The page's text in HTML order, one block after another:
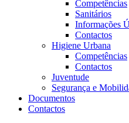
Competências
Sanitários
Informações
Contactos
Higiene Urbana
Competências
Contactos
Juventude
Segurança e
Documentos
Contactos